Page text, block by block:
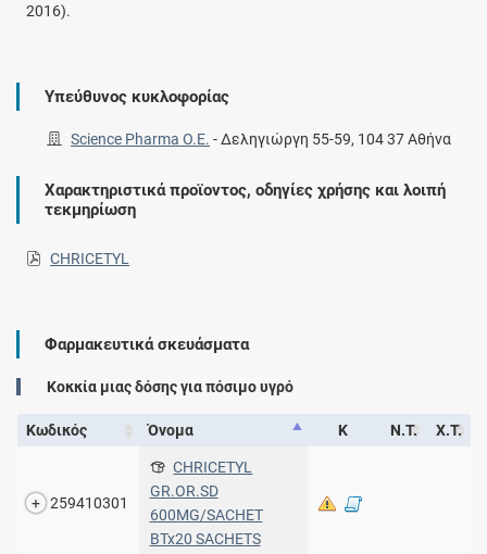
2016).
Υπεύθυνος κυκλοφορίας
Science Pharma Ο.Ε. -Δεληγιώργη 55-59, 104 37 Αθήνα
Χαρακτηριστικά προϊοντος, οδηγίες χρήσης και λοιπή
τεκμηρίωση
CHRICETYL
Φαρμακευτικά σκευάσματα
Kοκκία μιας δόσης για πόσιμο υγρό
Κωδικός Όνομα Κ Ν.Τ. Χ.Τ.
259410301
CHRICETYL
GR.OR.SD
600MG/SACHET
BTx20 SACHETS